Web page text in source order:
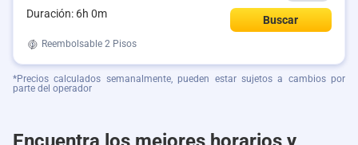
Duración: 6h 0m Buscar
Reembolsable 2 Pisos
*Precios calculados semanalmente, pueden estar sujetos a cambios por
parte del operador